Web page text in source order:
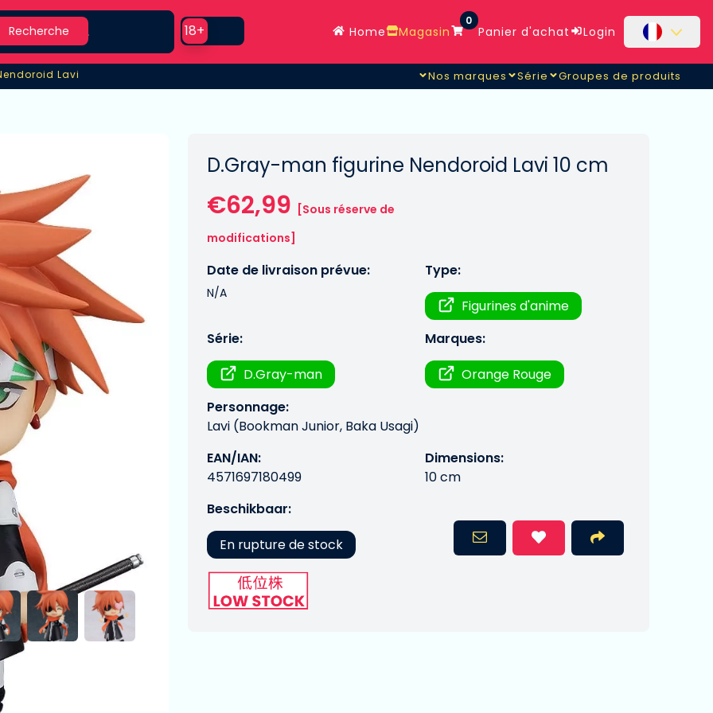
Recherche
Use setting
18+ Home Magasin
0
Panier d'achat Login
Lavi
Lavi Nos marques Série Groupes de produits
D.Gray-man figurine Nendoroid Lavi 10 cm
€62,99 [Sous réserve de
modifications]
Date de livraison prévue:
N/A
Type:
Figurines d'anime
Série:
D.Gray-man
Marques:
Orange Rouge
Personnage:
Lavi (Bookman Junior, Baka Usagi)
EAN/IAN:
4571697180499
Dimensions:
10 cm
Beschikbaar:
En rupture de stock